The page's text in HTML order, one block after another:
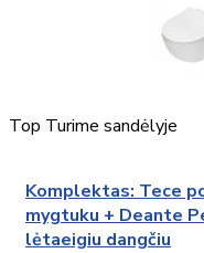
Top Turime sandėlyje
Komplektas: Tece
mygtuku + Deante
lėtaeigiu dangčiu